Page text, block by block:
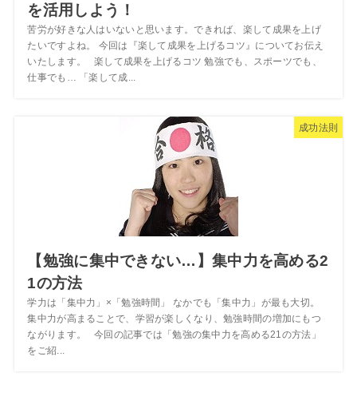
を活用しよう！
苦労が好きな人はいないと思います。できれば、楽して成果を上げ
たいですよね。 今回は『楽して成果を上げるコツ』についてお伝え
いたします。 楽して成果を上げるコツ 勉強でも、スポーツでも、
仕事でも… 「楽して成...
成功法則
【勉強に集中できない…】集中力を高める2
1の方法
学力は「集中力」×「勉強時間」 なかでも「集中力」が最も大切。
集中力が高まることで、学習が楽しくなり、勉強時間の増加にもつ
ながります。 今回の記事では「勉強の集中力を高める21の方法」
をご紹...